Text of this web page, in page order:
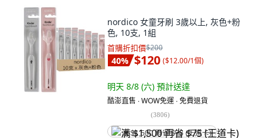
nordico 女童牙刷 3歲以上, 灰色+粉
色, 10支, 1組
首購折扣價$200
40% $120 ($12.00/1個)
明天 8/8 (六) 預計送達
酷澎直售 ∙ WOW免運 ∙ 免費退貨
(3806)
满 $1,500 再省 $75 (王道卡)